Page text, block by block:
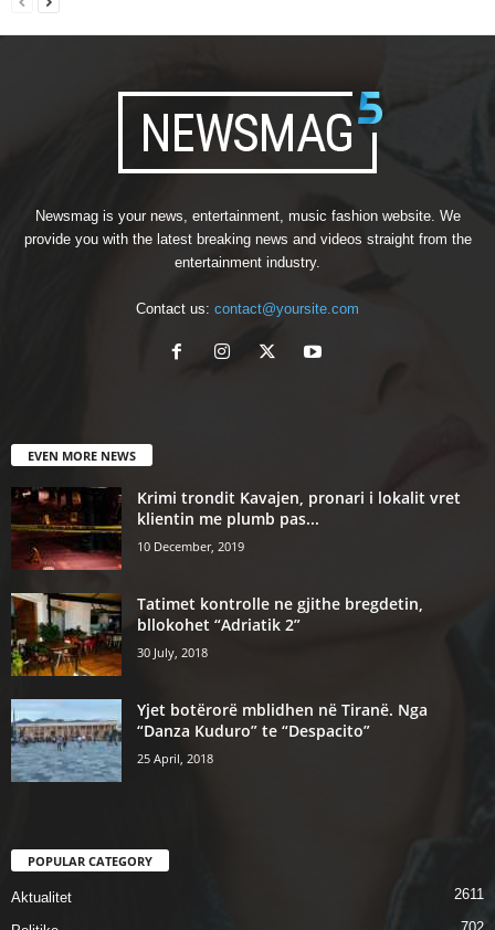
Newsmag is your news, entertainment, music fashion website. We
provide you with the latest breaking news and videos straight from the
entertainment industry.
Contact us: contact@yoursite.com
EVEN MORE NEWS
Krimi trondit Kavajen, pronari i lokalit vret
klientin me plumb pas...
10 December, 2019
Tatimet kontrolle ne gjithe bregdetin,
bllokohet “Adriatik 2”
30 July, 2018
Yjet botërorë mblidhen në Tiranë. Nga
“Danza Kuduro” te “Despacito”
25 April, 2018
POPULAR CATEGORY
Aktualitet 2611